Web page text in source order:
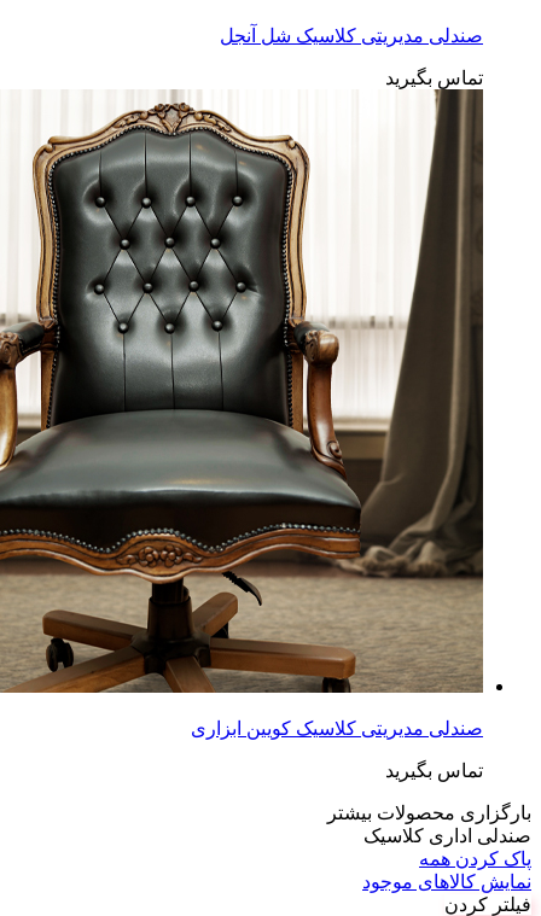
صندلی مدیریتی کلاسیک شل آنجل
تماس بگیرید
صندلی مدیریتی کلاسیک کویین ابزاری
تماس بگیرید
بارگزاری محصولات بیشتر
صندلی اداری کلاسیک
پاک کردن همه
نمایش کالاهای موجود
فیلتر کردن